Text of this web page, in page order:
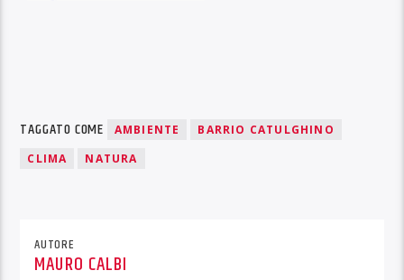
TAGGATO COME AMBIENTE
BARRIO CATULGHINO
CLIMA
NATURA
AUTORE
MAURO CALBI